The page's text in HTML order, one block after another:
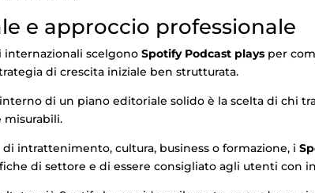
e approccio professionale
internazionali scelgonoSpotify Podcast plays per
di crescita iniziale ben strutturata.
di un piano editoriale solido è la scelta di chi
intrattenimento, cultura, business o formazione, i
di settore e di essere consigliato agli utenti con